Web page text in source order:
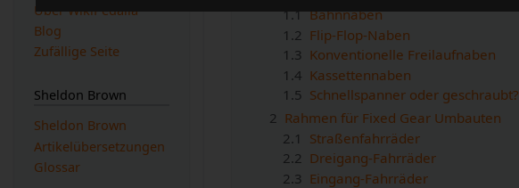
1.1 Bahnnaben
1.2 Flip-Flop-Naben
1.3 Konventionelle Freilaufnaben
1.4 Kassettennaben
1.5 Schnellspanner oder geschraubt?
2 Rahmen für Fixed Gear Umbauten
2.1
Straßenfahrräder
2.2 Dreigang-Fahrräder
2.3 Eingang-Fahrräder
Über WikiPedalia
Blog
Zufällige Seite
Sheldon Brown
Sheldon Brown
Artikelübersetzungen
Glossar